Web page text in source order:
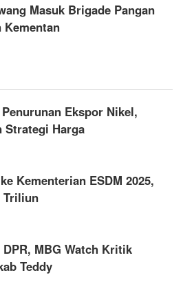
Masuk Brigade Pangan
Kementan
Ekspor Nikel,
Strategi Harga
Kementerian ESDM 2025,
Triliun
MBG Watch Kritik
Teddy